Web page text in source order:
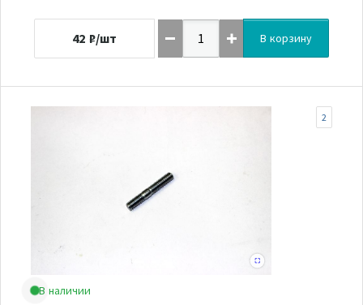
42 ₽/шт В корзину
В наличии
2